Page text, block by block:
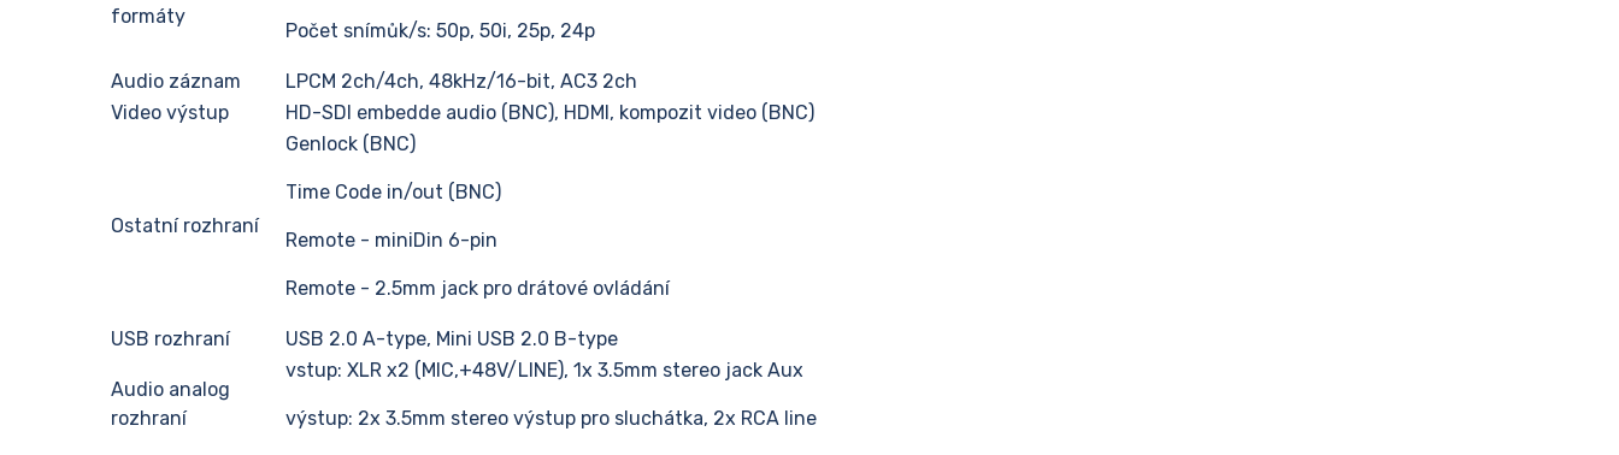
formáty
Počet snímůk/s: 50p, 50i, 25p, 24p
Audio záznam
LPCM 2ch/4ch, 48kHz/16-bit, AC3 2ch
Video výstup
HD-SDI embedde audio (BNC), HDMI, kompozit video (BNC)
Ostatní rozhraní
Genlock (BNC)
Time Code in/out (BNC)
Remote - miniDin 6-pin
Remote - 2.5mm jack pro drátové ovládání
USB rozhraní USB 2.0 A-type, Mini USB 2.0 B-type
Audio analog
rozhraní
vstup: XLR x2 (MIC,+48V/LINE), 1x 3.5mm stereo jack Aux
výstup: 2x 3.5mm stereo výstup pro sluchátka, 2x RCA line